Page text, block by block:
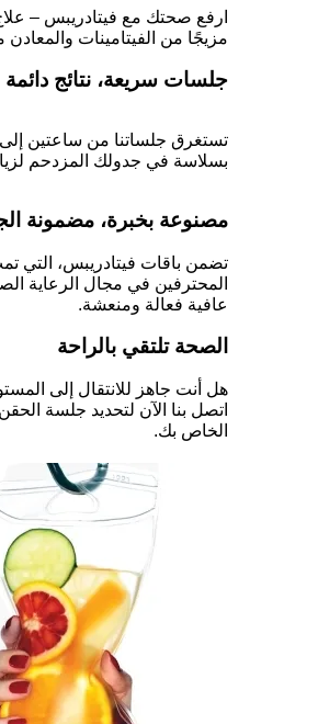
ارفع صحتك مع فيتادريبس –
مزيجًا من الفيتامينات
جلسات سريعة، نتائج دائمة
تستغرق جلساتنا من ساعتين
بسلاسة في جدولك المزدحم
مصنوعة بخبرة، مضمونة
تضمن باقات فيتادريبس، التي
المحترفين في مجال الرعاية
عافية فعالة ومنعشة.
الصحة تلتقي بالراحة
هل أنت جاهز للانتقال إلى
اتصل بنا الآن لتحديد جلسة
الخاص بك.